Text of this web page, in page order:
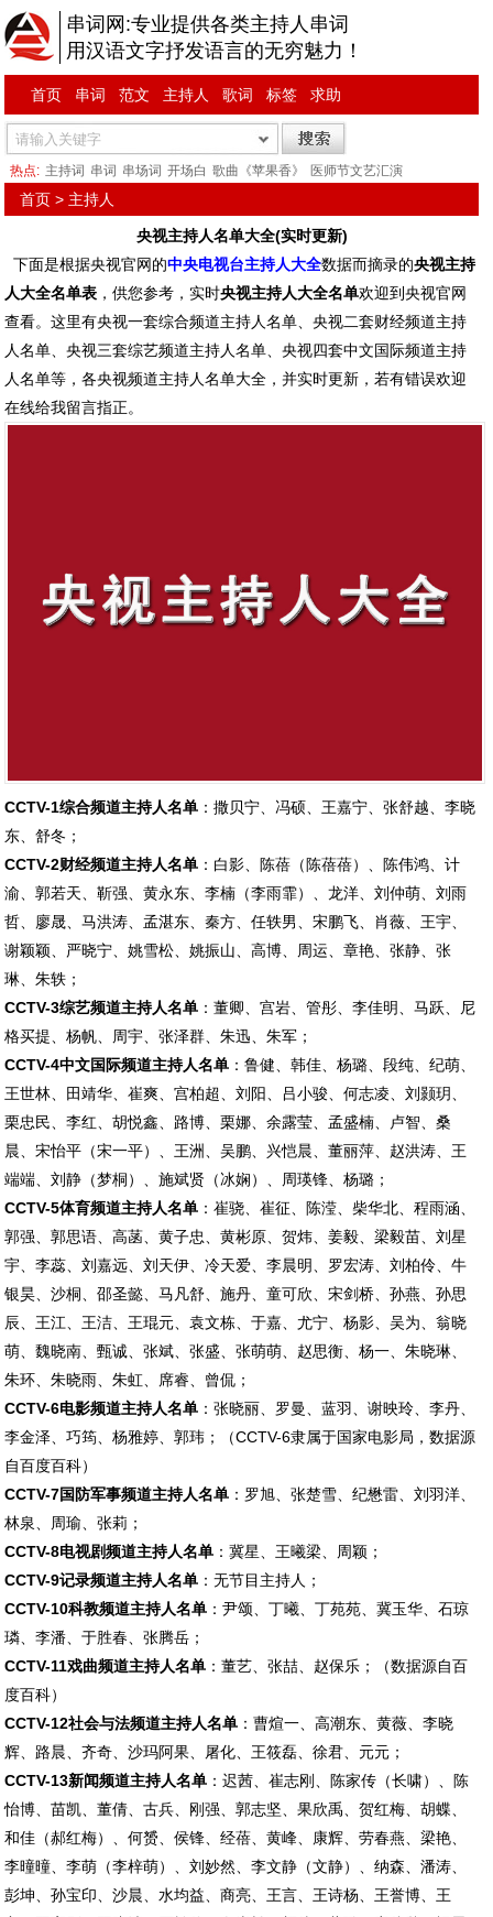
串词网:专业提供各类主持人串词
用汉语文字抒发语言的无穷魅力！
首页 串词 范文 主持人 歌词 标签 求助
热点: 主持词 串词 串场词 开场白 歌曲《苹果香》 医师节文艺汇演
首页 > 主持人
央视主持人名单大全(实时更新)
下面是根据央视官网的中央电视台主持人大全数据而摘录的央视主持
人大全名单表 ，供您参考，实时央视主持人大全名单欢迎到央视官网
查看。这里有央视一套综合频道主持人名单、央视二套财经频道主持
人名单、央视三套综艺频道主持人名单、央视四套中文国际频道主持
人名单等，各央视频道主持人名单大全，并实时更新，若有错误欢迎
在线给我留言指正。
CCTV-1综合频道主持人名单 ：撒贝宁、冯硕、王嘉宁、张舒越、李晓
东、舒冬；
CCTV-2财经频道主持人名单 ：白影、陈蓓（陈蓓蓓）、陈伟鸿、计
渝、郭若天、靳强、黄永东、李楠（李雨霏）、龙洋、刘仲萌、刘雨
哲、廖晟、马洪涛、孟湛东、秦方、任轶男、宋鹏飞、肖薇、王宇、
谢颖颖、严晓宁、姚雪松、姚振山、高博、周运、章艳、张静、张
琳、朱轶；
CCTV-3综艺频道主持人名单 ：董卿、宫岩、管彤、李佳明、马跃、尼
格买提、杨帆、周宇、张泽群、朱迅、朱军；
CCTV-4中文国际频道主持人名单 ：鲁健、韩佳、杨璐、段纯、纪萌、
王世林、田靖华、崔爽、宫柏超、刘阳、吕小骏、何志凌、刘颢玥、
栗忠民、李红、胡悦鑫、路博、栗娜、余露莹、孟盛楠、卢智、桑
晨、宋怡平（宋一平）、王洲、吴鹏、兴恺晨、董丽萍、赵洪涛、王
端端、刘静（梦桐）、施斌贤（冰娴）、周瑛锋、杨璐；
CCTV-5体育频道主持人名单 ：崔骁、崔征、陈滢、柴华北、程雨涵、
郭强、郭思语、高菡、黄子忠、黄彬原、贺炜、姜毅、梁毅苗、刘星
宇、李蕊、刘嘉远、刘天伊、冷天爱、李晨明、罗宏涛、刘柏伶、牛
银昊、沙桐、邵圣懿、马凡舒、施丹、童可欣、宋剑桥、孙燕、孙思
辰、王江、王洁、王琨元、袁文栋、于嘉、尤宁、杨影、吴为、翁晓
萌、魏晓南、甄诚、张斌、张盛、张萌萌、赵思衡、杨一、朱晓琳、
朱环、朱晓雨、朱虹、席睿、曾侃；
CCTV-6电影频道主持人名单 ：张晓丽、罗曼、蓝羽、谢映玲、李丹、
李金泽、巧筠、杨雅婷、郭玮；（CCTV-6隶属于国家电影局，数据源
自百度百科）
CCTV-7国防军事频道主持人名单 ：罗旭、张楚雪、纪懋雷、刘羽洋、
林泉、周瑜、张莉；
CCTV-8电视剧频道主持人名单 ：冀星、王曦梁、周颖；
CCTV-9记录频道主持人名单 ：无节目主持人；
CCTV-10科教频道主持人名单 ：尹颂、丁曦、丁苑苑、冀玉华、石琼
璘、李潘、于胜春、张腾岳；
CCTV-11戏曲频道主持人名单 ：董艺、张喆、赵保乐；（数据源自百
度百科）
CCTV-12社会与法频道主持人名单 ：曹煊一、高潮东、黄薇、李晓
辉、路晨、齐奇、沙玛阿果、屠化、王筱磊、徐君、元元；
CCTV-13新闻频道主持人名单 ：迟茜、崔志刚、陈家传（长啸）、陈
怡博、苗凯、董倩、古兵、刚强、郭志坚、果欣禹、贺红梅、胡蝶、
和佳（郝红梅）、何赟、侯锋、经蓓、黄峰、康辉、劳春燕、梁艳、
李曈曈、李萌（李梓萌）、刘妙然、李文静（文静）、纳森、潘涛、
彭坤、孙宝印、沙晨、水均益、商亮、王言、王诗杨、王誉博、王